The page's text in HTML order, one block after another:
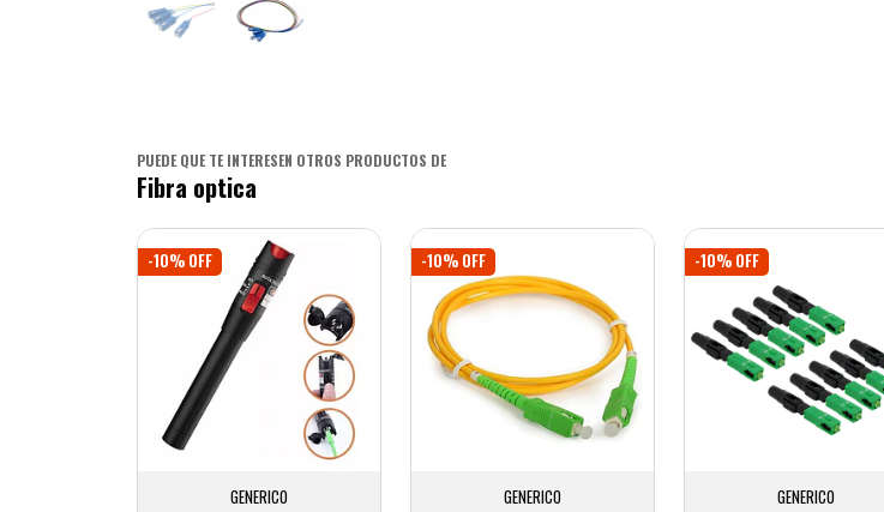
PUEDE QUE TE INTERESEN OTROS PRODUCTOS DE
Fibra optica
-10% OFF
GENERICO
-10% OFF
GENERICO
-10% OFF
GENERICO